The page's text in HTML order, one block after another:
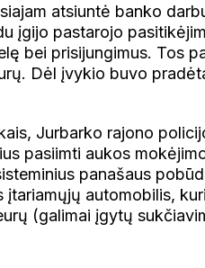
atsiuntė banko
įgijo pastarojo
bei prisijungimus. Tos
Dėl įvykio buvo
Jurbarko rajono
pasiimti aukos
panašaus
įtariamųjų automobilis,
(galimai įgytų